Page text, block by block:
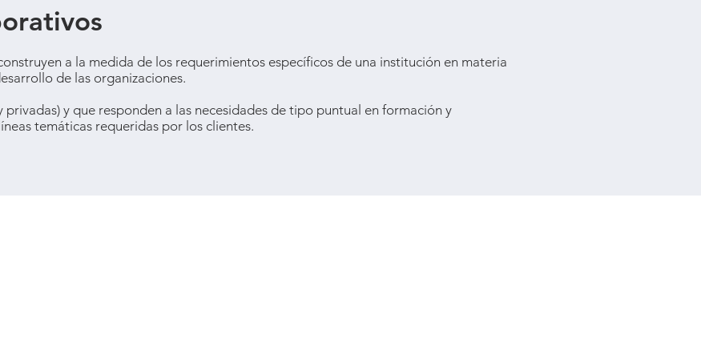
a la medida de los requerimientos específicos de una institución en materia
de las organizaciones.
y que responden a las necesidades de tipo puntual en formación y
temáticas requeridas por los clientes.